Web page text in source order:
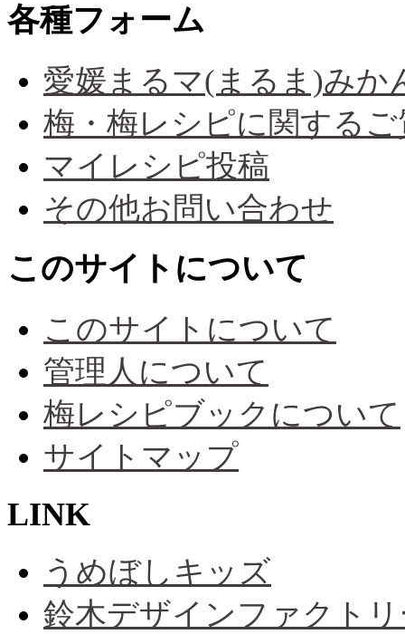
各種フォーム
愛媛まるマ(まるま)みか
梅・梅レシピに関するご
マイレシピ投稿
その他お問い合わせ
このサイトについて
このサイトについて
管理人について
梅レシピブックについて
サイトマップ
LINK
うめぼしキッズ
鈴木デザインファクト